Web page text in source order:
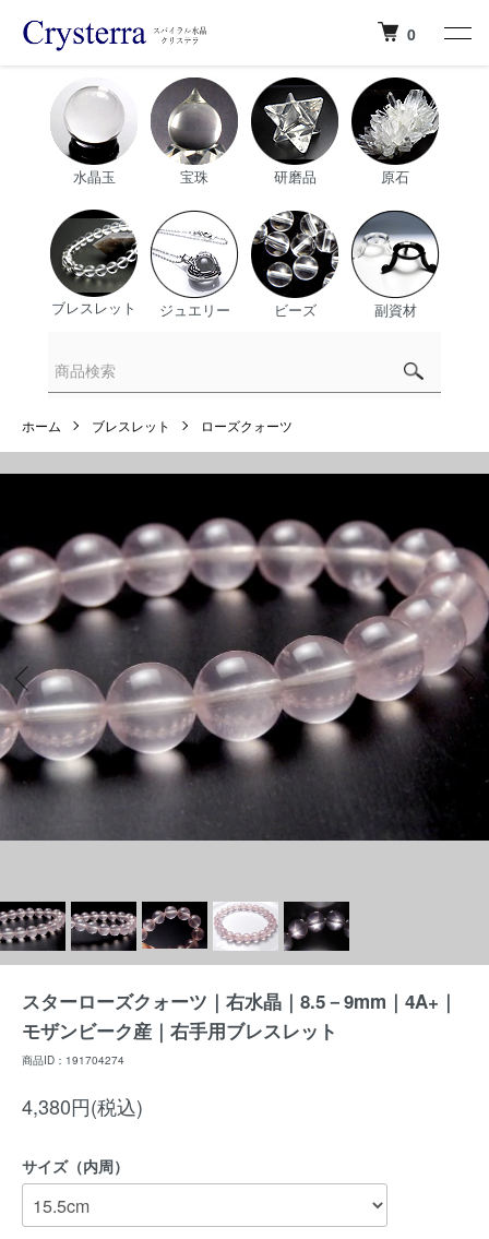
0
水晶玉 宝珠 研磨品 原石
ブレスレット ジュエリー ビーズ 副資材
ホーム ブレスレット ローズクォーツ
スターローズクォーツ｜右水晶｜8.5－9mm｜4A+｜
モザンビーク産｜右手用ブレスレット
商品ID：191704274
4,380円(税込)
サイズ（内周）